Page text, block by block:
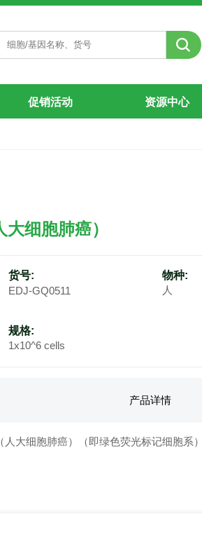
促销活动 资源中心
细胞肺癌）
货号:
EDJ-GQ0511
物种:
人
规格:
1x10^6 cells
产品详情
大细胞肺癌）（即绿色荧光标记细胞系